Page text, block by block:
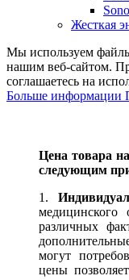
Жесткая
Мы используем
нашим веб-сайтом.
соглашаетесь на
Больше информации
Цена товара
следующим
1.
медицинского
различных
могут
цены